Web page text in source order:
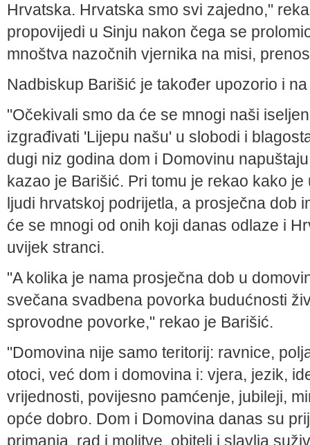
Hrvatska. Hrvatska smo svi zajedno,"
propovijedi u Sinju nakon čega se
mnoštva nazočnih vjernika na misi,
Nadbiskup Barišić je također upozorio i
"Očekivali smo da će se mnogi naši
izgrađivati 'Lijepu našu' u slobodi i
dugi niz godina dom i Domovinu
kazao je Barišić. Pri tomu je rekao kako
ljudi hrvatskoj podrijetla, a prosječna dob
će se mnogi od onih koji danas odlaze i
uvijek stranci.
"A kolika je nama prosječna dob u
svečana svadbena povorka budućnosti
sprovodne povorke," rekao je Barišić.
"Domovina nije samo teritorij: ravnice,
otoci, već dom i domovina i: vjera, jezik,
vrijednosti, povijesno pamćenje, jubileji,
opće dobro. Dom i Domovina danas su
primanja, rad i molitve, obitelj i slavlja